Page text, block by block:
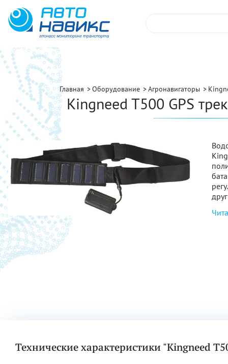
Главная Оборудование Агронавигаторы
Kingneed T500 GPS
Технические характеристики "Kingneed